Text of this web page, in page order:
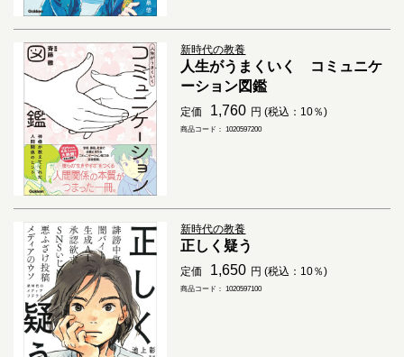
新時代の教養
人生がうまくいく コミュニケ
ーション図鑑
定価 1,760 円 (税込：10％)
商品コード： 1020597200
新時代の教養
正しく疑う
定価 1,650 円 (税込：10％)
商品コード： 1020597100